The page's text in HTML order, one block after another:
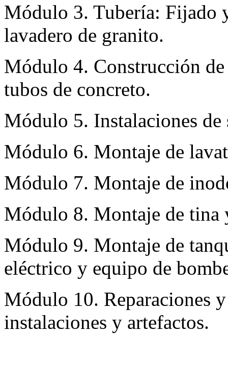
Módulo 3. Tubería: Fijado
lavadero de granito.
Módulo 4. Construcción
tubos de concreto.
Módulo 5. Instalaciones de
Módulo 6. Montaje de
Módulo 7. Montaje de
Módulo 8. Montaje de tina
Módulo 9. Montaje de
eléctrico y equipo de
Módulo 10. Reparaciones
instalaciones y artefactos.